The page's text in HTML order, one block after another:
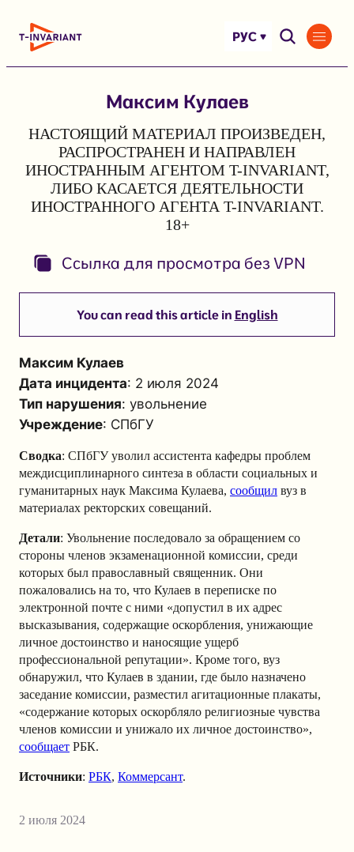
РУС
Максим Кулаев
НАСТОЯЩИЙ МАТЕРИАЛ ПРОИЗВЕДЕН,
РАСПРОСТРАНЕН И НАПРАВЛЕН
ИНОСТРАННЫМ АГЕНТОМ T-INVARIANT,
ЛИБО КАСАЕТСЯ ДЕЯТЕЛЬНОСТИ
ИНОСТРАННОГО АГЕНТА T-INVARIANT.
18+
Ссылка для просмотра без VPN
You can read this article in English
Максим Кулаев
Дата инцидента: 2 июля 2024
Тип нарушения: увольнение
Учреждение: СПбГУ
Сводка: СПбГУ уволил ассистента кафедры проблем
междисциплинарного синтеза в области социальных и
гуманитарных наук Максима Кулаева, сообщил вуз в
материалах ректорских совещаний.
Детали: Увольнение последовало за обращением со
стороны членов экзаменационной комиссии, среди
которых был православный священник. Они
пожаловались на то, что Кулаев в переписке по
электронной почте с ними «допустил в их адрес
высказывания, содержащие оскорбления, унижающие
личное достоинство и наносящие ущерб
профессиональной репутации». Кроме того, вуз
обнаружил, что Кулаев в здании, где было назначено
заседание комиссии, разместил агитационные плакаты,
«содержание которых оскорбляло религиозные чувства
членов комиссии и унижало их личное достоинство»,
сообщает РБК.
Источники: РБК, Коммерсант.
2 июля 2024